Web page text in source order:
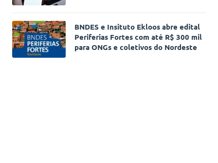
BNDES e Insituto Ekloos abre edital
Periferias Fortes com até R$ 300 mil
para ONGs e coletivos do Nordeste